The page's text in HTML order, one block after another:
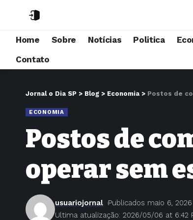
Home Sobre Notícias Politica
Contato
Jornal o Dia SP > Blog > Economia > Postos de
ECONOMIA
Postos de
operar sem
Ultima atualização: 2026/05/06 at 6:42
usuariojornal Publicados maio 6, 2026